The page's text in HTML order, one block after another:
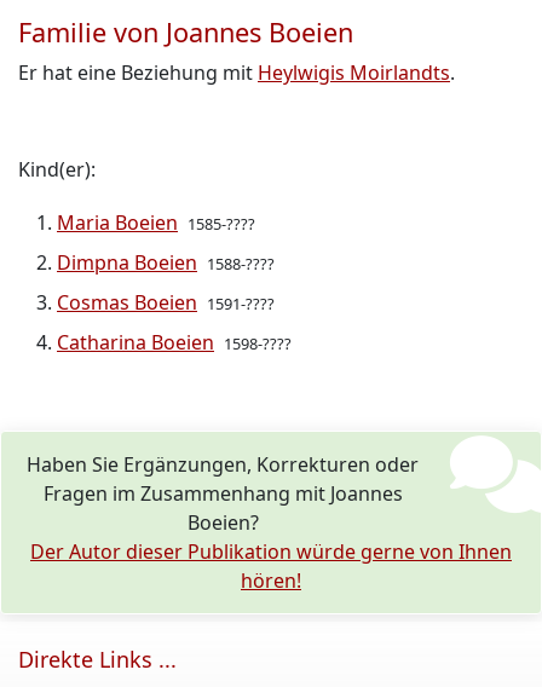
Familie von Joannes Boeien
Er hat eine Beziehung mit Heylwigis Moirlandts.
Kind(er):
Maria Boeien 1585-????
Dimpna Boeien 1588-????
Cosmas Boeien 1591-????
Catharina Boeien 1598-????
Haben Sie Ergänzungen, Korrekturen oder
Fragen im Zusammenhang mit Joannes
Boeien?
Der Autor dieser Publikation würde gerne von Ihnen
hören!
Direkte Links ...